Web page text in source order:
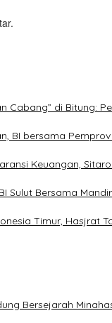
Cabang” di Bitung:
BI bersama
Keuangan,
Sulut Bersama
Timur, Hasjrat
Bersejarah